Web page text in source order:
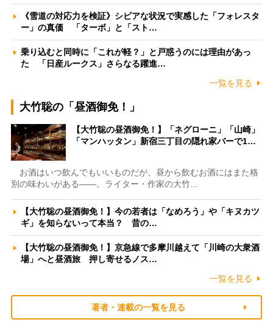
《雪道の対応力を検証》シビアな状況で実感した「フォレスタ
ー」の真価 「ターボ」と「スト…
乗り込むと同時に「これが軽？」と戸惑うのには理由があっ
た 「日産ルークス」さらなる躍進…
一覧を見る
大竹聡の「昼酒御免！」
【大竹聡の昼酒御免！】「ネグローニ」「山崎」
「マンハッタン」新宿三丁目の隠れ家バーで1…
お酒はいつ飲んでもいいものだが、昼から飲むお酒にはまた格
別の味わいがある――。ライター・作家の大竹…
【大竹聡の昼酒御免！】今の若者は「なめろう」や「キヌカツ
ギ」を知らないって本当？ 昔の…
【大竹聡の昼酒御免！】京急線で多摩川越えて「川崎の大衆酒
場」へと昼酒旅 押し寄せるノス…
一覧を見る
著者・連載の一覧を見る